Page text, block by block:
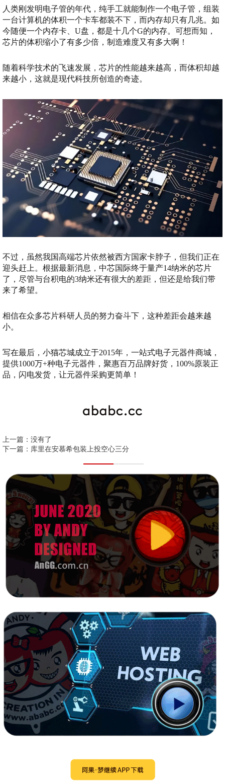
人类刚发明电子管的年代，纯手工就能制作一个电子管，组装
一台计算机的体积一个卡车都装不下，而内存却只有几兆。如
今随便一个内存卡、U盘，都是十几个G的内存。可想而知，
芯片的体积缩小了有多少倍，制造难度又有多大啊！
随着科学技术的飞速发展，芯片的性能越来越高，而体积却越
来越小，这就是现代科技所创造的奇迹。
不过，虽然我国高端芯片依然被西方国家卡脖子，但我们正在
迎头赶上。根据最新消息，中芯国际终于量产14纳米的芯片
了，尽管与台积电的3纳米还有很大的差距，但还是给我们带
来了希望。
相信在众多芯片科研人员的努力奋斗下，这种差距会越来越
小。
写在最后，小猫芯城成立于2015年，一站式电子元器件商城，
提供1000万+种电子元器件，聚惠百万品牌好货，100%原装正
品，闪电发货，让元器件采购更简单！
上一篇：没有了
下一篇： 库里在安慕希包装上投空心三分